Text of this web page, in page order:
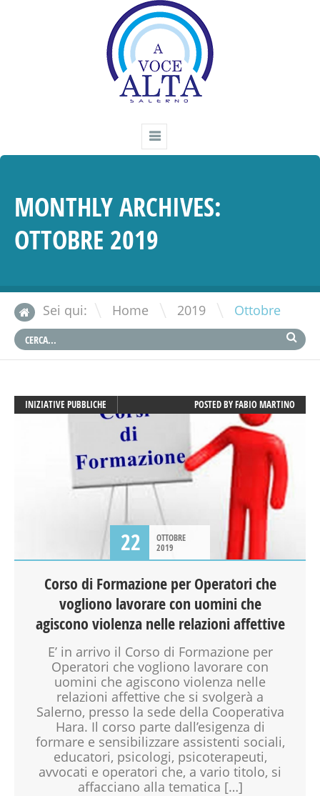
MONTHLY ARCHIVES:
OTTOBRE 2019
Sei qui: Home \ 2019 \ Ottobre
INIZIATIVE PUBBLICHE POSTED BYFABIO MARTINO
22
OTTOBRE
2019
Corso di Formazione per Operatori che
vogliono lavorare con uomini che
agiscono violenza nelle relazioni affettive
E’ in arrivo il Corso di Formazione per
Operatori che vogliono lavorare con
uomini che agiscono violenza nelle
relazioni affettive che si svolgerà a
Salerno, presso la sede della Cooperativa
Hara. Il corso parte dall’esigenza di
formare e sensibilizzare assistenti sociali,
educatori, psicologi, psicoterapeuti,
avvocati e operatori che, a vario titolo, si
affacciano alla tematica […]